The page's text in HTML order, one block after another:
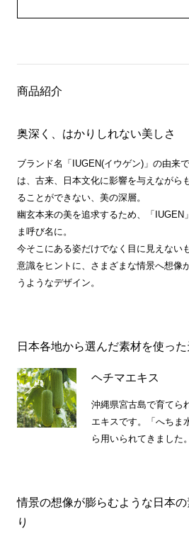
商品紹介
奥深く、はかりしれない美しさ
ブランド名「IUGEN(イウゲン)」の由来
は、古来、日本文化に影響を与えながら
ることができない、美の深層。
幽玄本来の美を追求するため、「IUGEN
ま呼び名に。
今そこにある姿だけでなく目に見えない
意識をヒントに、さまざまな情景へ想像
うようなデザイン。
日本各地から選んだ素材を使っ
ヘチマエキス
沖縄県宮古島で育てら
エキスです。「へちま
ら用いられてきました。
情景の想像が膨らむような日本
り